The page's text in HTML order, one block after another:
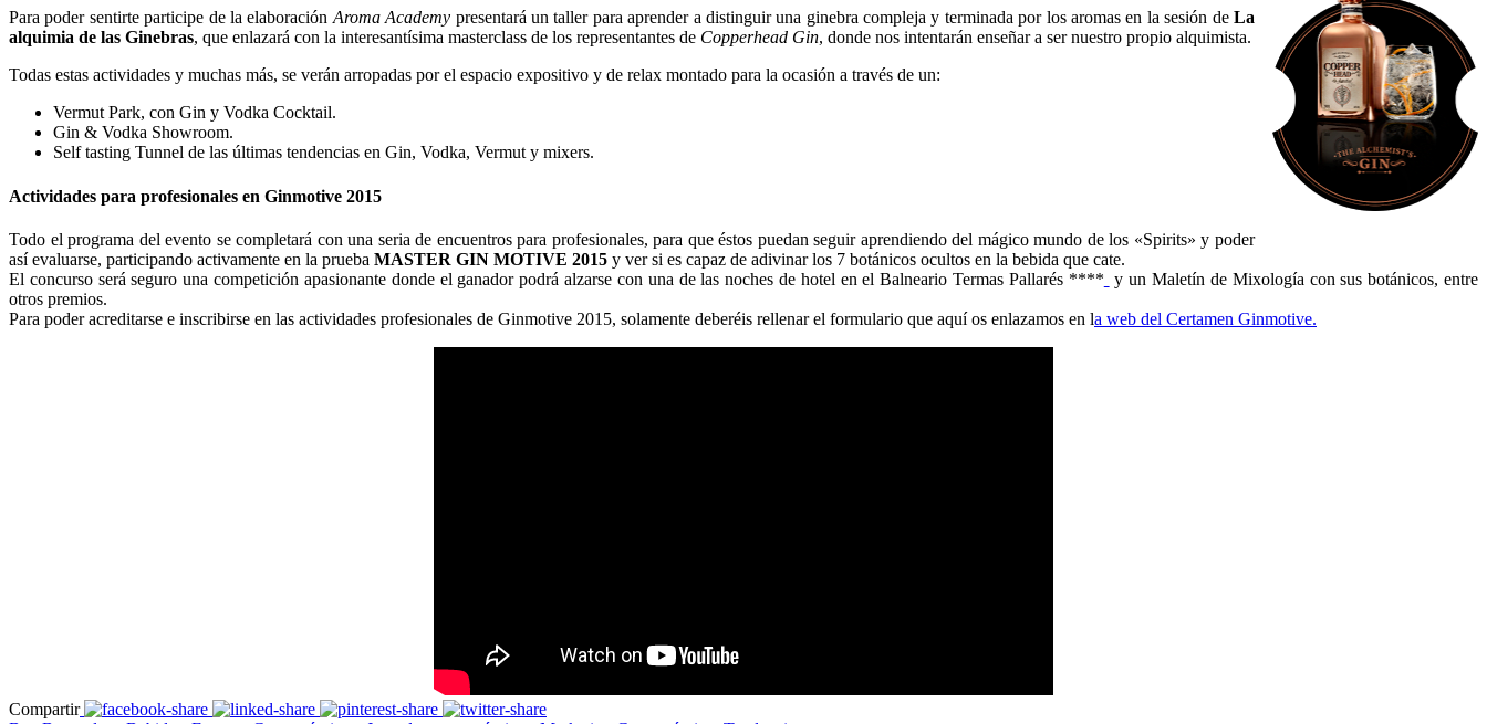
Para poder sentirte participe de la elaboración Aroma Academy presentará un taller para aprender a distinguir una ginebra compleja y terminada por los aromas en la sesión deLa
alquimia de las Ginebras, que enlazará con la interesantísima masterclass de los representantes de Copperhead Gin, donde nos intentarán enseñar a ser nuestro propio alquimista.
Todas estas actividades y muchas más, se verán arropadas por el espacio expositivo y de relax montado para la ocasión a través de un:
Vermut Park, con Gin y Vodka Cocktail.
Gin & Vodka Showroom.
Self tasting Tunnel de las últimas tendencias en Gin, Vodka, Vermut y mixers.
Actividades para profesionales en Ginmotive 2015
Todo el programa del evento se completará con una seria de encuentros para profesionales, para que éstos puedan seguir aprendiendo del mágico mundo de los «Spirits» y poder
así evaluarse, participando activamente en la prueba MASTER GIN MOTIVE 2015 y ver si es capaz de adivinar los 7 botánicos ocultos en la bebida que cate.
El concurso será seguro una competición apasionante donde el ganador podrá alzarse con una de las noches de hotel en el Balneario Termas Pallarés **** y un Maletín de Mixología con sus botánicos, entre
otros premios.
Para poder acreditarse e inscribirse en las actividades profesionales de Ginmotive 2015, solamente deberéis rellenar el formulario que aquí os enlazamos en la web del Certamen Ginmotive.
Compartir